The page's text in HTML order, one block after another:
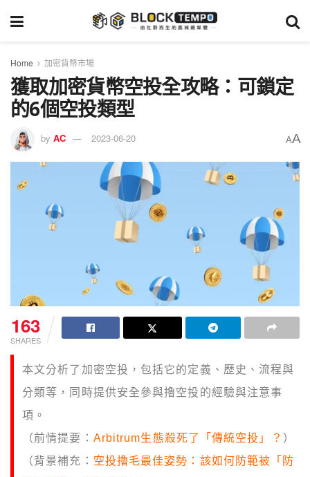
Home 加密貨幣市場
獲取加密貨幣空投全攻略：可鎖定
的6個空投類型
by AC 2023-06-20 AA
163
SHARES
本文分析了加密空投，包括它的定義、歷史、流程與
分類等，同時提供安全參與擼空投的經驗與注意事
項。
（前情提要： Arbitrum生態殺死了「傳統空投」？ ）
（背景補充： 空投擼毛最佳姿勢：該如何防範被「防